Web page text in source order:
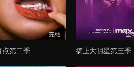
完结
点第二季
全
搞上大明星第三季